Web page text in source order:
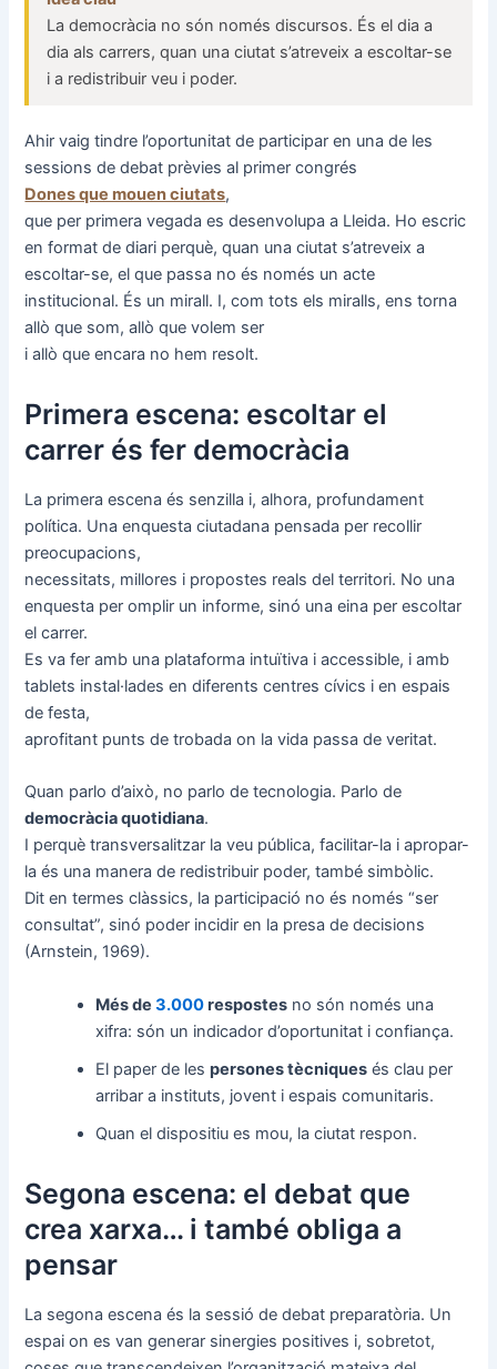
La democràcia no són només discursos. És el dia a
dia als carrers, quan una ciutat s’atreveix a escoltar-se
i a redistribuir veu i poder.
Ahir vaig tindre l’oportunitat de participar en una de les
sessions de debat prèvies al primer congrés
Dones que mouen ciutats,
que per primera vegada es desenvolupa a Lleida. Ho escric
en format de diari perquè, quan una ciutat s’atreveix a
escoltar-se, el que passa no és només un acte
institucional. És un mirall. I, com tots els miralls, ens torna
allò que som, allò que volem ser
i allò que encara no hem resolt.
Primera escena: escoltar el
carrer és fer democràcia
La primera escena és senzilla i, alhora, profundament
política. Una enquesta ciutadana pensada per recollir
preocupacions,
necessitats, millores i propostes reals del territori. No una
enquesta per omplir un informe, sinó una eina per escoltar
el carrer.
Es va fer amb una plataforma intuïtiva i accessible, i amb
tablets instal·lades en diferents centres cívics i en espais
de festa,
aprofitant punts de trobada on la vida passa de veritat.
Quan parlo d’això, no parlo de tecnologia. Parlo de
democràcia quotidiana.
I perquè transversalitzar la veu pública, facilitar-la i apropar-
la és una manera de redistribuir poder, també simbòlic.
Dit en termes clàssics, la participació no és només “ser
consultat”, sinó poder incidir en la presa de decisions
(Arnstein, 1969).
Més de3.000respostes no són només una
xifra: són un indicador d’oportunitat i confiança.
El paper de lespersones tècniques és clau per
arribar a instituts, jovent i espais comunitaris.
Quan el dispositiu es mou, la ciutat respon.
Segona escena: el debat que
crea xarxa… i també obliga a
pensar
La segona escena és la sessió de debat preparatòria. Un
espai on es van generar sinergies positives i, sobretot,